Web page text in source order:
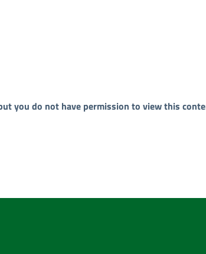
you do not have permission to view this